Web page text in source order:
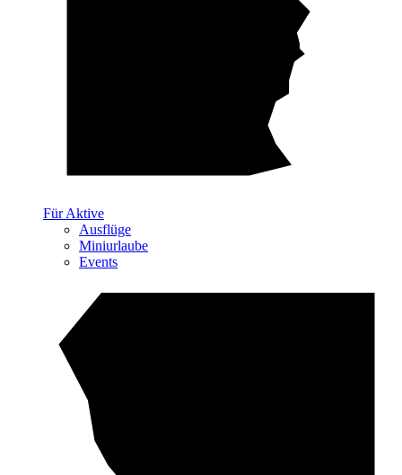
Für Aktive
Ausflüge
Miniurlaube
Events